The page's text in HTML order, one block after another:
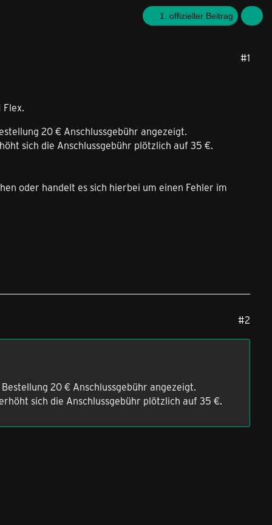
1. offizieller Beitrag
#1
20 € Anschlussgebühr angezeigt.
sich die Anschlussgebühr plötzlich auf 35 €.
oder handelt es sich hierbei um einen Fehler im
#2
20 € Anschlussgebühr angezeigt.
sich die Anschlussgebühr plötzlich auf 35 €.